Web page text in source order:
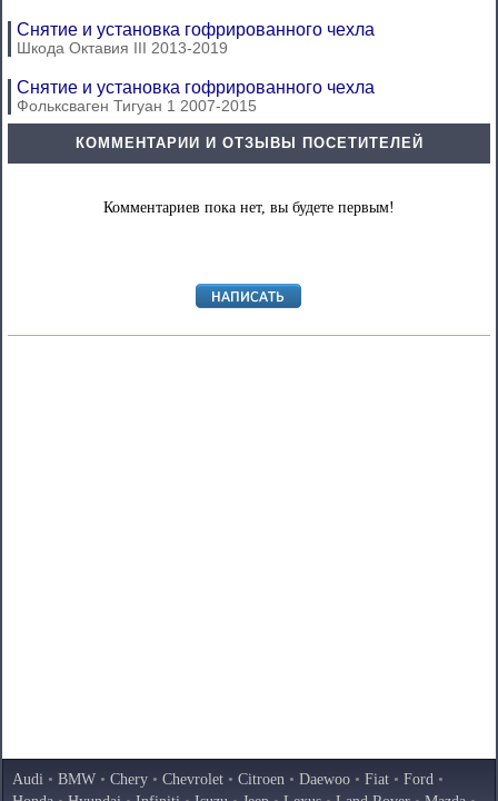
Снятие и установка гофрированного чехла
Шкода Октавия III 2013-2019
Снятие и установка гофрированного чехла
Фольксваген Тигуан 1 2007-2015
КОММЕНТАРИИ И ОТЗЫВЫ ПОСЕТИТЕЛЕЙ
Комментариев пока нет, вы будете первым!
Audi • BMW • Chery • Chevrolet • Citroen • Daewoo • Fiat • Ford •